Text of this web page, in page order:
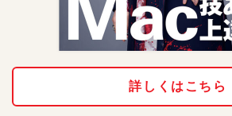
詳しくはこちら